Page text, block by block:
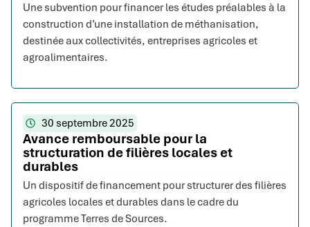
Une subvention pour financer les études préalables à la
construction d’une installation de méthanisation,
destinée aux collectivités, entreprises agricoles et
agroalimentaires.
30 septembre 2025
Avance remboursable pour la
structuration de filières locales et
durables
Un dispositif de financement pour structurer des filières
agricoles locales et durables dans le cadre du
programme Terres de Sources.